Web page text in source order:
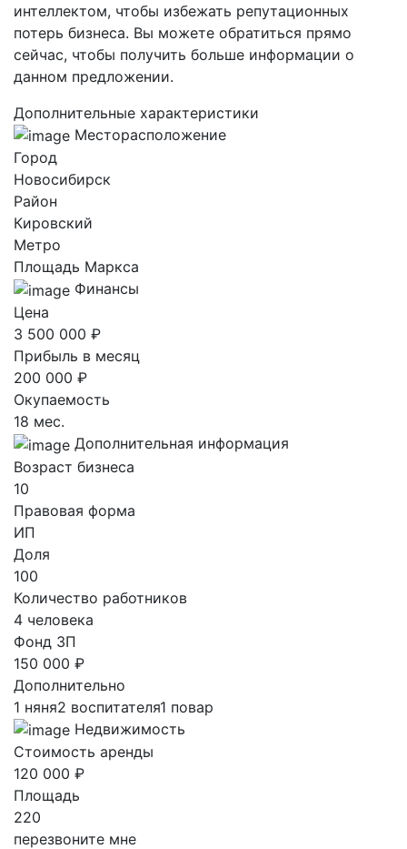
интеллектом, чтобы избежать репутационных
потерь бизнеса. Вы можете обратиться прямо
сейчас, чтобы получить больше информации о
данном предложении.
Дополнительные характеристики
Месторасположение
Город
Новосибирск
Район
Кировский
Метро
Площадь Маркса
Финансы
Цена
3 500 000 ₽
Прибыль в месяц
200 000 ₽
Окупаемость
18 мес.
Дополнительная информация
Возраст бизнеса
10
Правовая форма
ИП
Доля
100
Количество работников
4 человека
Фонд ЗП
150 000 ₽
Дополнительно
1 няня2 воспитателя1 повар
Недвижимость
Стоимость аренды
120 000 ₽
Площадь
220
перезвоните мне